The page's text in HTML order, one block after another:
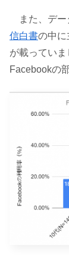
また、デー
信白書の中に
が載っていま
Facebookの